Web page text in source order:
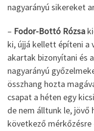
nagyarányú sikereket
– Fodor-Bottó Rózsa
ki, újjá kellett építeni a
akartak bizonyítani és
nagyarányú
összhang hozta
csapat a héten egy
de nem álltunk le, jövő
következő